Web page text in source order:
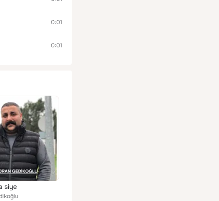
0:01
0:01
siye